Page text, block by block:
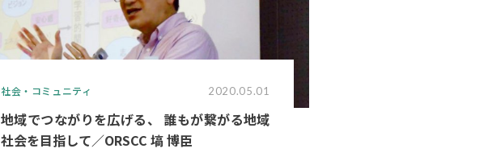
社会・コミュニティ 2020.05.01
地域でつながりを広げる、 誰もが繋がる地域
社会を目指して／ORSCC 塙 博臣